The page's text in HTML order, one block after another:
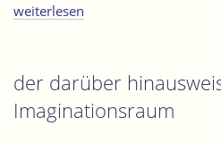
„Erich
2012.
Werke
–
weiterlesen
der darüber
Imaginationsraum